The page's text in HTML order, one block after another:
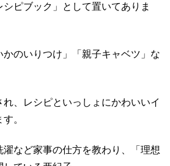
ピブック」として置いてありま
のいりつけ」「親子キャベツ」な
、レシピといっしょにかわいいイ
。
など家事の仕方を教わり、「理想